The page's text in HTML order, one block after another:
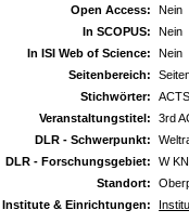
Open Access:
Nein
In SCOPUS:
Nein
In ISI Web of Science:
Nein
Seitenbereich:
Stichwörter:
Veranstaltungstitel:
3rd
DLR - Schwerpunkt:
DLR - Forschungsgebiet:
W
Standort:
Institute & Einrichtungen: